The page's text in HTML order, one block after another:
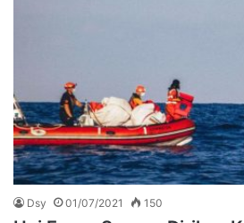
Dsy 01/07/2021 150